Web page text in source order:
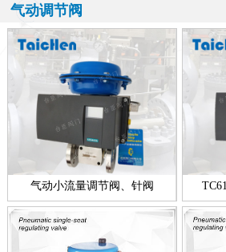
气动蒸汽调节阀-高温蒸汽专用阀ZXP-
专门用于高温蒸汽的调节阀，该阀由台臣阀
的特...
全不锈钢带指挥器操作式自力式压力调节阀
全不锈钢带指挥器操作式自力式压力调节
发、设计、生产调节阀十余年，帮助用户解
温度调...
新款零缺陷气动衬氟调节阀
气动衬氟调节阀新款简介：ZXPF气动衬氟
是台臣阀门引进国外进口技术，结合衬里衬
良创...
电动高压浓水调节阀技术说明
气动调节阀
气动小流量调节阀、针阀